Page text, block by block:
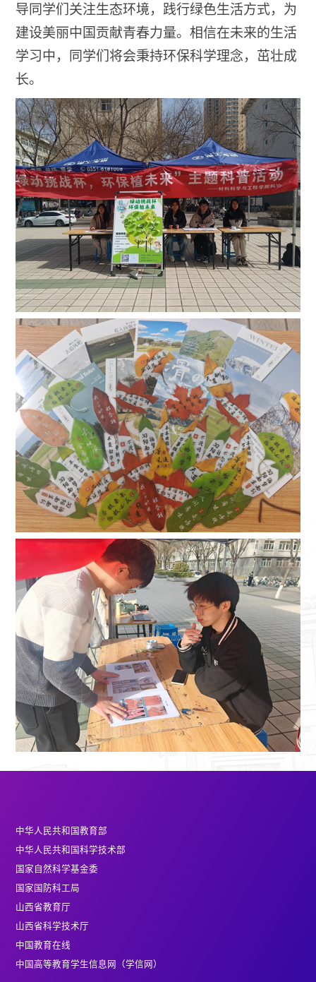
导同学们关注生态环境，践行绿色生活方式，为
建设美丽中国贡献青春力量。相信在未来的生活
学习中，同学们将会秉持环保科学理念，茁壮成
长。
中华人民共和国教育部
中华人民共和国科学技术部
国家自然科学基金委
国家国防科工局
山西省教育厅
山西省科学技术厅
中国教育在线
中国高等教育学生信息网（学信网）